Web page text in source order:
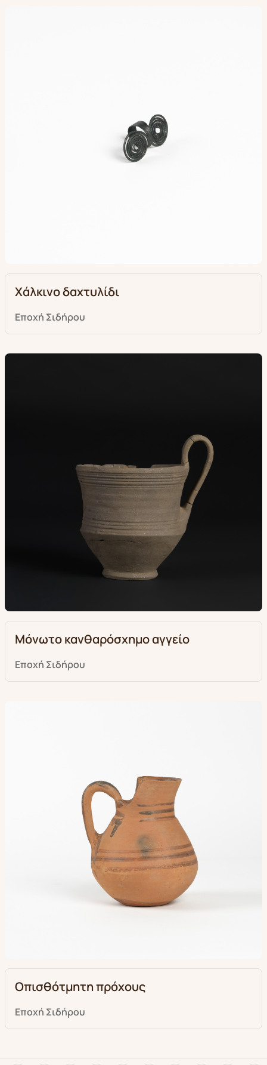
Χάλκινο δαχτυλίδι
Εποχή Σιδήρου
Μόνωτο κανθαρόσχημο αγγείο
Εποχή Σιδήρου
Οπισθότμητη πρόχους
Εποχή Σιδήρου